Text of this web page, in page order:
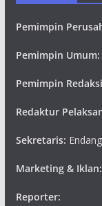
Pemimpin
Pemimpin Umum:
Pemimpin
Redaktur
Sekretaris:
Marketing & Iklan:
Reporter: